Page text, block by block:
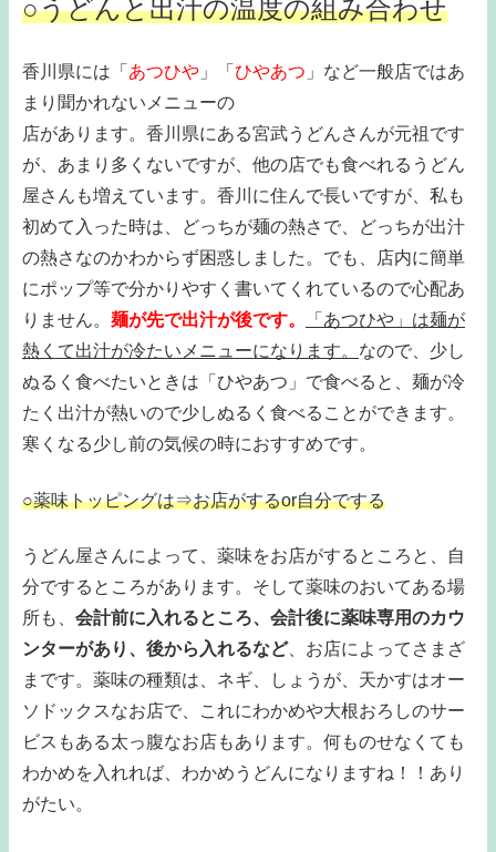
○うどんと出汁の温度の組み合わせ
香川県には「 あつひや 」「 ひやあつ 」など一般店ではあ
まり聞かれないメニューの
店があります。香川県にある宮武うどんさんが元祖です
が、あまり多くないですが、他の店でも食べれるうどん
屋さんも増えています。香川に住んで長いですが、私も
初めて入った時は、どっちが麺の熱さで、どっちが出汁
の熱さなのかわからず困惑しました。でも、店内に簡単
にポップ等で分かりやすく書いてくれているので心配あ
りません。 麺が先で出汁が後です。
「あつひや」は麺が
熱くて出汁が冷たいメニューになります。 なので、少し
ぬるく食べたいときは「ひやあつ」で食べると、麺が冷
たく出汁が熱いので少しぬるく食べることができます。
寒くなる少し前の気候の時におすすめです。
○薬味トッピングは⇒お店がするor自分でする
うどん屋さんによって、薬味をお店がするところと、自
分でするところがあります。そして薬味のおいてある場
所も、 会計前に入れるところ、会計後に薬味専用のカウ
ンターがあり、後から入れるなど、お店によってさまざ
まです。薬味の種類は、ネギ、しょうが、天かすはオー
ソドックスなお店で、これにわかめや大根おろしのサー
ビスもある太っ腹なお店もあります。何ものせなくても
わかめを入れれば、わかめうどんになりますね！！あり
がたい。